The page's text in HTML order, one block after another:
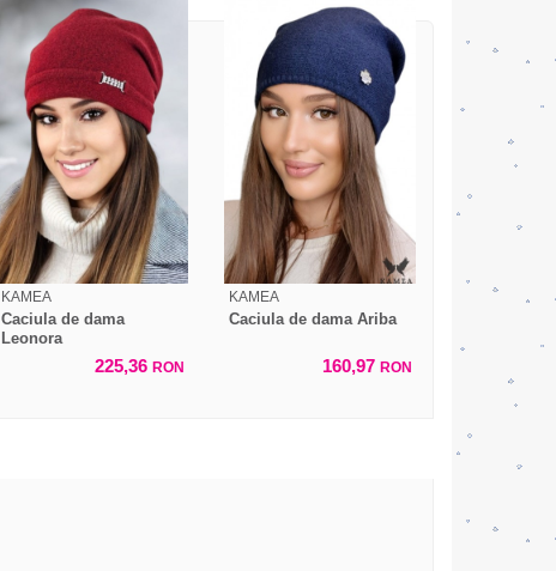
KAMEA
Caciula de dama
Leonora
225,36 RON
KAMEA
Caciula de dama Ariba
160,97 RON